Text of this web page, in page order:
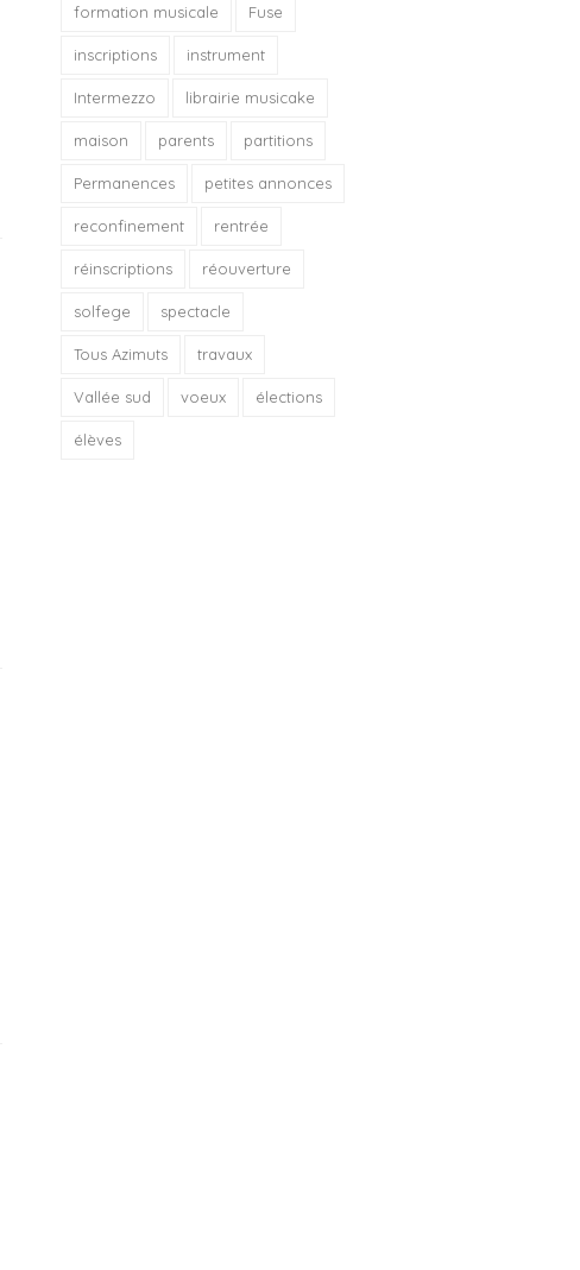
formation musicale Fuse
inscriptions instrument
Intermezzo librairie musicake
maison parents partitions
Permanences petites annonces
reconfinement rentrée
réinscriptions réouverture
solfege spectacle
Tous Azimuts travaux
Vallée sud voeux élections
élèves